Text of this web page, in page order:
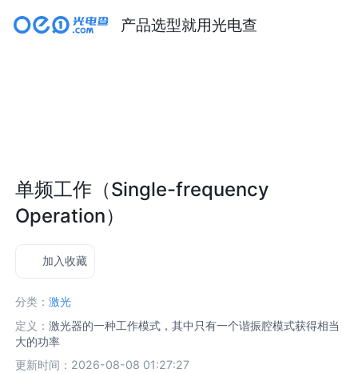
产品选型就用光电查
单频工作（Single-frequency
Operation）
加入收藏
分类：激光
定义：激光器的一种工作模式，其中只有一个谐振腔模式获得相当
大的功率
更新时间：2026-08-08 01:27:27